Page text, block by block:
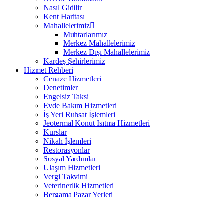
Nasıl Gidilir
Kent Haritası
Mahallelerimiz
Muhtarlarımız
Merkez Mahallelerimiz
Merkez Dışı Mahallelerimiz
Kardeş Şehirlerimiz
Hizmet Rehberi
Cenaze Hizmetleri
Denetimler
Engelsiz Taksi
Evde Bakım Hizmetleri
İş Yeri Ruhsat İşlemleri
Jeotermal Konut Isıtma Hizmetleri
Kurslar
Nikah İşlemleri
Restorasyonlar
Sosyal Yardımlar
Ulaşım Hizmetleri
Vergi Takvimi
Veterinerlik Hizmetleri
Bergama Pazar Yerleri